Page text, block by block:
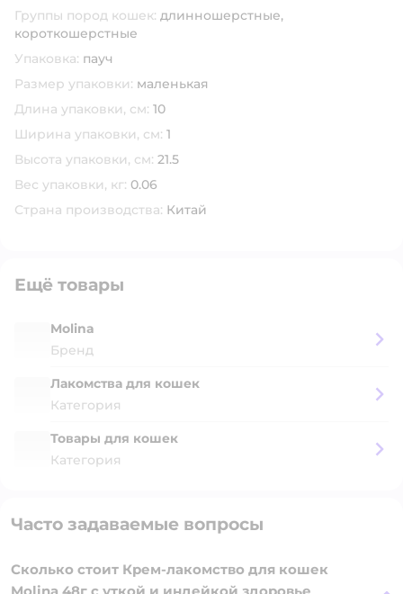
Группы пород кошек: длинношерстные,
короткошерстные
Упаковка: пауч
Размер упаковки: маленькая
Длина упаковки, см: 10
Ширина упаковки, см: 1
Высота упаковки, см: 21.5
Вес упаковки, кг: 0.06
Страна производства: Китай
Ещё товары
Molina
Бренд
Лакомства для кошек
Категория
Товары для кошек
Категория
Часто задаваемые вопросы
Сколько стоит Крем-лакомство для кошек